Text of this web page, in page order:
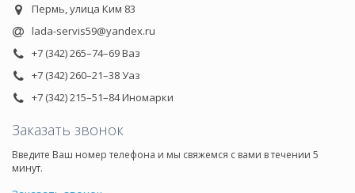
Пермь, улица Ким 83
lada-servis59@yandex.ru
+7 (342) 265–74–69 Ваз
+7 (342) 260–21–38 Уаз
+7 (342) 215–51–84 Иномарки
Заказать звонок
Введите Ваш номер телефона и мы свяжемся с вами в течении 5
минут.